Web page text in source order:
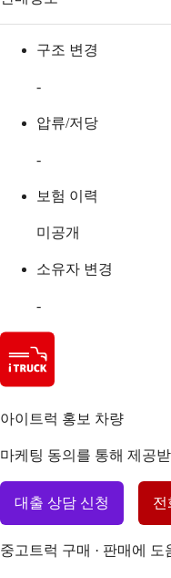
구조 변경
-
압류/저당
-
보험 이력
미공개
소유자 변경
-
아이트럭 홍보 차량
마케팅 동의를 통해 제공
대출 상담 신청 전
중고트럭 구매 · 판매에